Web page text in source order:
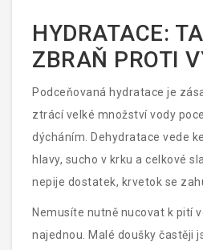
HYDRATACE:
ZBRAŇ PROTI
Podceňovaná hydratace je
ztrácí velké množství vody
dýcháním. Dehydratace vede
hlavy, sucho v krku a celkové
nepije dostatek, krvetok se
pracovat tvrději.
Nemusíte nutně nucovat k pití
najednou. Malé doušky častěji